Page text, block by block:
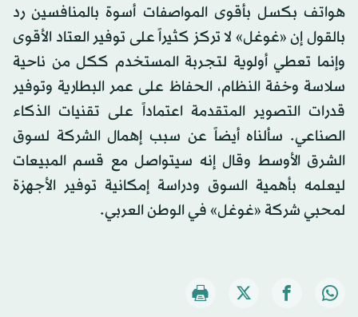
هواتف بكسل بأقوى المواصفات أسوة بالمنافسين رد
بالقول إن «غوغل» لا تركز كثيراً على توفير العتاد الأقوى
وإنما تعطي أولوية لتجربة المستخدم ككل من ناحية
سلاسة وخفة النظام، الحفاظ على عمر البطارية وتوفير
قدرات التصوير المتقدمة اعتماداً على تقنيات الذكاء
الصناعي. سألناه أيضاً عن سبب إهمال الشركة لسوق
الشرق الأوسط وقال إنه سيتواصل مع قسم المبيعات
ليعلمه بأهمية السوق ودراسة إمكانية توفير الأجهزة
لمحبي شركة «غوغل» في الوطن العربي.